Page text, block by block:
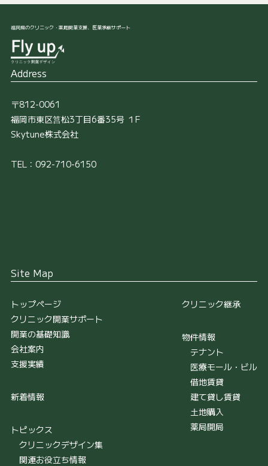
福岡県のクリニック・薬局開業支援、医業承継サポート
Address
〒812-0061
福岡市東区筥松3丁目6番35号 １F
Skytune株式会社
TEL：092-710-6150
Site Map
トップページ
クリニック開業サポート
開業の基礎知識
会社案内
支援実績
新着情報
トピックス
クリニックデザイン集
関連お役立ち情報
クリニック継承
物件情報
テナント
医療モール・ビル
借地賃貸
建て貸し賃貸
土地購入
薬局開局